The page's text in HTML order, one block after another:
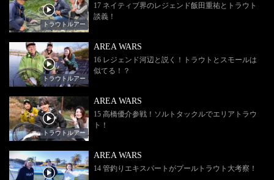
トラウトルアー
17 ネイティブ界のレジェンド飯田重祐とトラウト
談義！
トラウトルアー
AREA WARS
16 レジェンド河辺と説く！トラウトとスモールは
似てる！？
トラウトルアー
AREA WARS
15 高橋優介参戦！ソルトタックルでエリアトラウ
ト！
AREA WARS
14 管釣りエキスパートがプールトラウト大考察！